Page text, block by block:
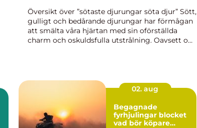
Översikt över ”sötaste djurungar söta djur” Sött,
gulligt och bedårande djurungar har förmågan
att smälta våra hjärtan med sin oförställda
charm och oskuldsfulla utstrålning. Oavsett om
02. aug
Begagnade
fyrhjulingar blocket
vad bör köpare